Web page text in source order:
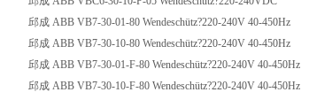
邱成 ABB VB7-30-01-80 Wendeschütz?220-240V 40-450Hz
邱成 ABB VB7-30-10-80 Wendeschütz?220-240V 40-450Hz
邱成 ABB VB7-30-01-F-80 Wendeschütz?220-240V 40-450Hz
邱成 ABB VB7-30-10-F-80 Wendeschütz?220-240V 40-450Hz